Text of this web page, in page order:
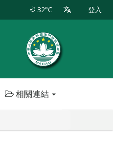
32°C 登入
相關連結